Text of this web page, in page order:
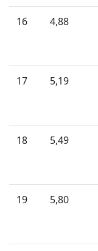
16 4,88
17 5,19
18 5,49
19 5,80